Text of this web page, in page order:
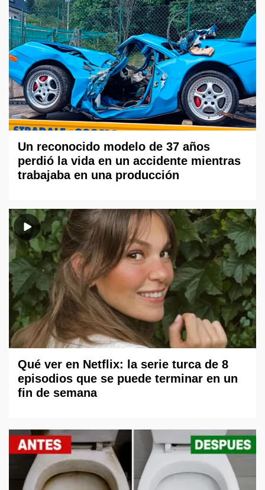
Un reconocido modelo de 37 años
perdió la vida en un accidente mientras
trabajaba en una producción
Qué ver en Netflix: la serie turca de 8
episodios que se puede terminar en un
fin de semana